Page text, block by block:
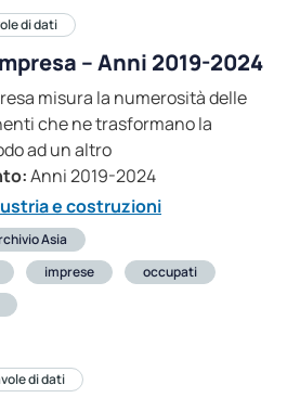
di dati
– Anni 2019-2024
misura la numerosità delle
che ne trasformano la
ad un altro
Anni 2019-2024
e costruzioni
Asia
imprese
occupati
di dati